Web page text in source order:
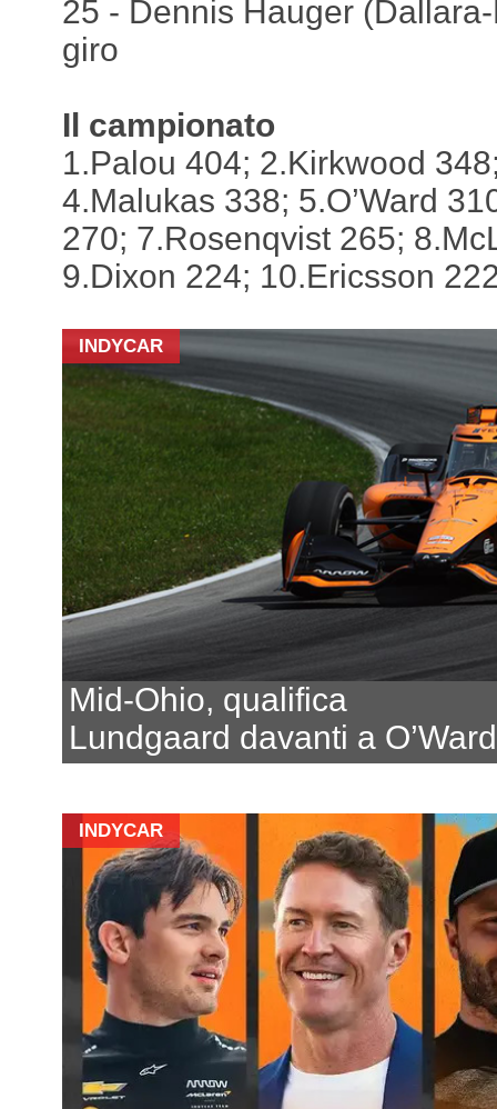
25 - Dennis Hauger
giro
Il campionato
1.Palou 404; 2.Kirkwood
4.Malukas 338; 5.O’Ward
270; 7.Rosenqvist 265;
9.Dixon 224; 10.Ericsson
INDYCAR
Mid-Ohio, qualifica
Lundgaard davanti a O’Ward
INDYCAR